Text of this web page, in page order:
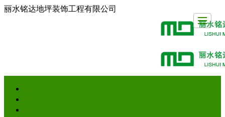
丽水铭达地坪装饰工程有限公司
首页